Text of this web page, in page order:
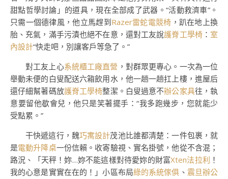
甜點哲學討論」的道具，現在全部成了武器。“活動救濟車”。
只需一個德律風，他立馬趕到Razer雷蛇電競椅 ，趴在地上換
胎、充氣，滿手污漬也絕不在意，還對工友說護脊工學椅： 室
內設計“快走吧，別讓客戶等急了。”
對工友上心系統櫃工廠直營 ，對群眾更專心。一次為一位
舉動未便的白叟配送六箱飲用水，他一趟一趟扛上樓，進屋后
還仔細幫著碼放護脊工學椅整潔。白叟過意不辦公家具往，執
意要留他歇會兒，他只是笑著擺手：“我多跑幾步，您就能少
受點累。”
干快遞這行，魏巧寓設計茂池比誰都清楚：一件包裹，就
是電動升降桌一份信賴。收寄驗視、實名掛號，他從不含混；
路況、「天秤！妳…妳不能這樣對待愛妳的財富Xten法拉利 ！
我的心意是實實在在的！」小區布局綠的系統傢俱 、 震旦辦公